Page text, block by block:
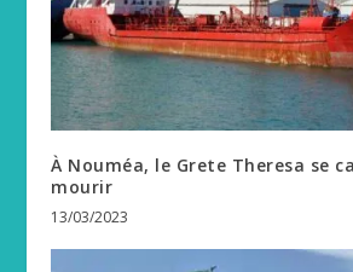
À Nouméa, le Grete Theresa se
mourir
13/03/2023